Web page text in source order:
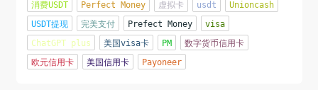
消费USDT
Perfect Money 虚拟卡 usdt
Unioncash
USDT提现
完美支付 Prefect Money
visa
ChatGPT plus
美国visa卡 PM
数字货币信用卡
欧元信用卡
美国信用卡 Payoneer